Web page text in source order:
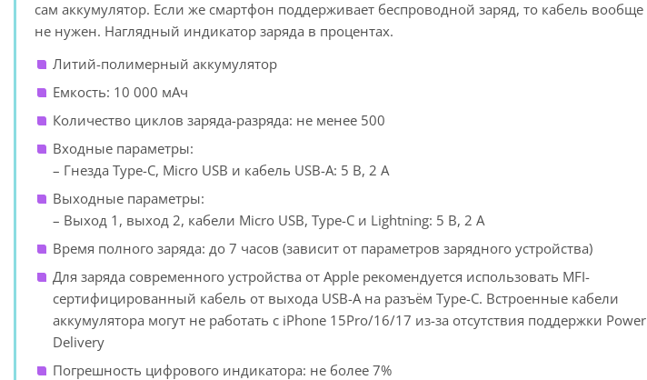
сам аккумулятор. Если же смартфон поддерживает беспроводной заряд, то кабель вообще
не нужен. Наглядный индикатор заряда в процентах.
Литий-полимерный аккумулятор
Емкость: 10 000 мАч
Количество циклов заряда-разряда: не менее 500
Входные параметры:
– Гнезда Type-C, Micro USB и кабель USB-A: 5 В, 2 A
Выходные параметры:
– Выход 1, выход 2, кабели Micro USB, Type-C и Lightning: 5 В, 2 А
Время полного заряда: до 7 часов (зависит от параметров зарядного устройства)
Для заряда современного устройства от Apple рекомендуется использовать MFI-
сертифицированный кабель от выхода USB-A на разъём Type-C. Встроенные кабели
аккумулятора могут не работать с iPhone 15Pro/16/17 из-за отсутствия поддержки Power
Delivery
Погрешность цифрового индикатора: не более 7%